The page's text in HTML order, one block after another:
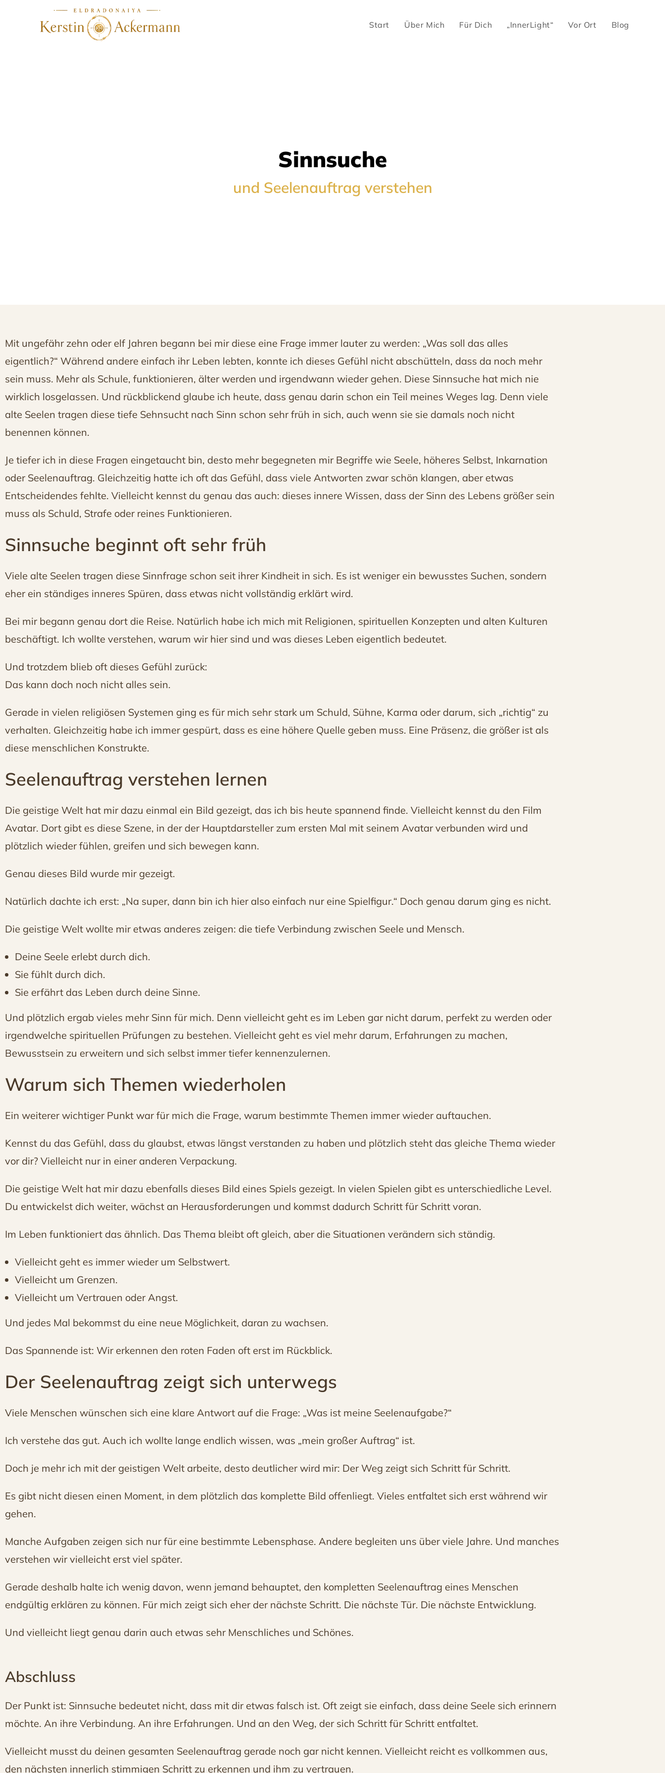
Start Über Mich Für Dich „InnerLight“ Vor Ort Blog
Sinnsuche
und Seelenauftrag verstehen
Mit ungefähr zehn oder elf Jahren begann bei mir diese eine Frage immer lauter zu werden: „Was soll das alles
eigentlich?“ Während andere einfach ihr Leben lebten, konnte ich dieses Gefühl nicht abschütteln, dass da noch mehr
sein muss. Mehr als Schule, funktionieren, älter werden und irgendwann wieder gehen. Diese Sinnsuche hat mich nie
wirklich losgelassen. Und rückblickend glaube ich heute, dass genau darin schon ein Teil meines Weges lag. Denn viele
alte Seelen tragen diese tiefe Sehnsucht nach Sinn schon sehr früh in sich, auch wenn sie sie damals noch nicht
benennen können.
Je tiefer ich in diese Fragen eingetaucht bin, desto mehr begegneten mir Begriffe wie Seele, höheres Selbst, Inkarnation
oder Seelenauftrag. Gleichzeitig hatte ich oft das Gefühl, dass viele Antworten zwar schön klangen, aber etwas
Entscheidendes fehlte. Vielleicht kennst du genau das auch: dieses innere Wissen, dass der Sinn des Lebens größer sein
muss als Schuld, Strafe oder reines Funktionieren.
Sinnsuche beginnt oft sehr früh
Viele alte Seelen tragen diese Sinnfrage schon seit ihrer Kindheit in sich. Es ist weniger ein bewusstes Suchen, sondern
eher ein ständiges inneres Spüren, dass etwas nicht vollständig erklärt wird.
Bei mir begann genau dort die Reise. Natürlich habe ich mich mit Religionen, spirituellen Konzepten und alten Kulturen
beschäftigt. Ich wollte verstehen, warum wir hier sind und was dieses Leben eigentlich bedeutet.
Und trotzdem blieb oft dieses Gefühl zurück:
Das kann doch noch nicht alles sein.
Gerade in vielen religiösen Systemen ging es für mich sehr stark um Schuld, Sühne, Karma oder darum, sich „richtig“ zu
verhalten. Gleichzeitig habe ich immer gespürt, dass es eine höhere Quelle geben muss. Eine Präsenz, die größer ist als
diese menschlichen Konstrukte.
Seelenauftrag verstehen lernen
Die geistige Welt hat mir dazu einmal ein Bild gezeigt, das ich bis heute spannend finde. Vielleicht kennst du den Film
Avatar. Dort gibt es diese Szene, in der der Hauptdarsteller zum ersten Mal mit seinem Avatar verbunden wird und
plötzlich wieder fühlen, greifen und sich bewegen kann.
Genau dieses Bild wurde mir gezeigt.
Natürlich dachte ich erst: „Na super, dann bin ich hier also einfach nur eine Spielfigur.“ Doch genau darum ging es nicht.
Die geistige Welt wollte mir etwas anderes zeigen: die tiefe Verbindung zwischen Seele und Mensch.
Deine Seele erlebt durch dich.
Sie fühlt durch dich.
Sie erfährt das Leben durch deine Sinne.
Und plötzlich ergab vieles mehr Sinn für mich. Denn vielleicht geht es im Leben gar nicht darum, perfekt zu werden oder
irgendwelche spirituellen Prüfungen zu bestehen. Vielleicht geht es viel mehr darum, Erfahrungen zu machen,
Bewusstsein zu erweitern und sich selbst immer tiefer kennenzulernen.
Warum sich Themen wiederholen
Ein weiterer wichtiger Punkt war für mich die Frage, warum bestimmte Themen immer wieder auftauchen.
Kennst du das Gefühl, dass du glaubst, etwas längst verstanden zu haben und plötzlich steht das gleiche Thema wieder
vor dir? Vielleicht nur in einer anderen Verpackung.
Die geistige Welt hat mir dazu ebenfalls dieses Bild eines Spiels gezeigt. In vielen Spielen gibt es unterschiedliche Level.
Du entwickelst dich weiter, wächst an Herausforderungen und kommst dadurch Schritt für Schritt voran.
Im Leben funktioniert das ähnlich. Das Thema bleibt oft gleich, aber die Situationen verändern sich ständig.
Vielleicht geht es immer wieder um Selbstwert.
Vielleicht um Grenzen.
Vielleicht um Vertrauen oder Angst.
Und jedes Mal bekommst du eine neue Möglichkeit, daran zu wachsen.
Das Spannende ist: Wir erkennen den roten Faden oft erst im Rückblick.
Der Seelenauftrag zeigt sich unterwegs
Viele Menschen wünschen sich eine klare Antwort auf die Frage: „Was ist meine Seelenaufgabe?“
Ich verstehe das gut. Auch ich wollte lange endlich wissen, was „mein großer Auftrag“ ist.
Doch je mehr ich mit der geistigen Welt arbeite, desto deutlicher wird mir: Der Weg zeigt sich Schritt für Schritt.
Es gibt nicht diesen einen Moment, in dem plötzlich das komplette Bild offenliegt. Vieles entfaltet sich erst während wir
gehen.
Manche Aufgaben zeigen sich nur für eine bestimmte Lebensphase. Andere begleiten uns über viele Jahre. Und manches
verstehen wir vielleicht erst viel später.
Gerade deshalb halte ich wenig davon, wenn jemand behauptet, den kompletten Seelenauftrag eines Menschen
endgültig erklären zu können. Für mich zeigt sich eher der nächste Schritt. Die nächste Tür. Die nächste Entwicklung.
Und vielleicht liegt genau darin auch etwas sehr Menschliches und Schönes.
Abschluss
Der Punkt ist: Sinnsuche bedeutet nicht, dass mit dir etwas falsch ist. Oft zeigt sie einfach, dass deine Seele sich erinnern
möchte. An ihre Verbindung. An ihre Erfahrungen. Und an den Weg, der sich Schritt für Schritt entfaltet.
Vielleicht musst du deinen gesamten Seelenauftrag gerade noch gar nicht kennen. Vielleicht reicht es vollkommen aus,
den nächsten innerlich stimmigen Schritt zu erkennen und ihm zu vertrauen.